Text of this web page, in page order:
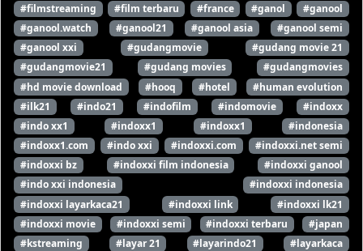
#filmstreaming
#film terbaru #france #ganol
#ganool
#ganool.watch
#ganool21 #ganool asia
#ganool semi
#ganool xxi
#gudangmovie
#gudang movie 21
#gudangmovie21
#gudang movies
#gudangmovies
#hd movie download
#hooq #hotel
#human evolution
#ilk21
#indo21 #indofilm #indomovie
#indoxx
#indo xx1
#indoxx1 #indoxx1
#indonesia
#indoxx1.com
#indo xxi #indoxxi.com
#indoxxi.net semi
#indoxxi bz
#indoxxi film indonesia
#indoxxi ganool
#indo xxi indonesia
#indoxxi indonesia
#indoxxi layarkaca21
#indoxxi link
#indoxxi lk21
#indoxxi movie
#indoxxi semi #indoxxi terbaru
#japan
#kstreaming
#layar 21 #layarindo21
#layarkaca